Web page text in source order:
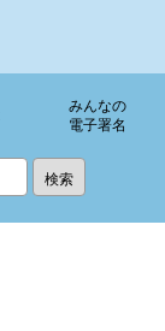
みんなの
電子署名